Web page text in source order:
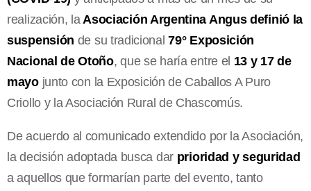
realización, la Asociación Argentina Angus definió la
suspensión de su tradicional79° Exposición
Nacional de Otoño, que se haría entre el 13 y 17 de
mayojunto con la Exposición de Caballos A Puro
Criollo y la Asociación Rural de Chascomús.
De acuerdo al comunicado extendido por la Asociación,
la decisión adoptada busca dar prioridad y seguridad
a aquellos que formarían parte del evento, tanto